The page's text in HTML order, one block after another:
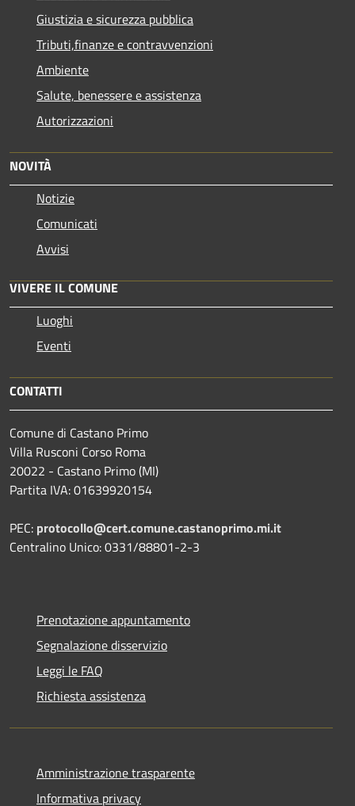
Giustizia e sicurezza pubblica
Tributi,finanze e contravvenzioni
Ambiente
Salute, benessere e assistenza
Autorizzazioni
NOVITÀ
Notizie
Comunicati
Avvisi
VIVERE IL COMUNE
Luoghi
Eventi
CONTATTI
Comune di Castano Primo
Villa Rusconi Corso Roma
20022 - Castano Primo (MI)
Partita IVA: 01639920154
PEC: protocollo@cert.comune.castanoprimo.mi.it
Centralino Unico: 0331/88801-2-3
Prenotazione appuntamento
Segnalazione disservizio
Leggi le FAQ
Richiesta assistenza
Amministrazione trasparente
Informativa privacy